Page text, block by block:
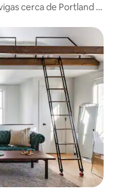
cerca de Portland y